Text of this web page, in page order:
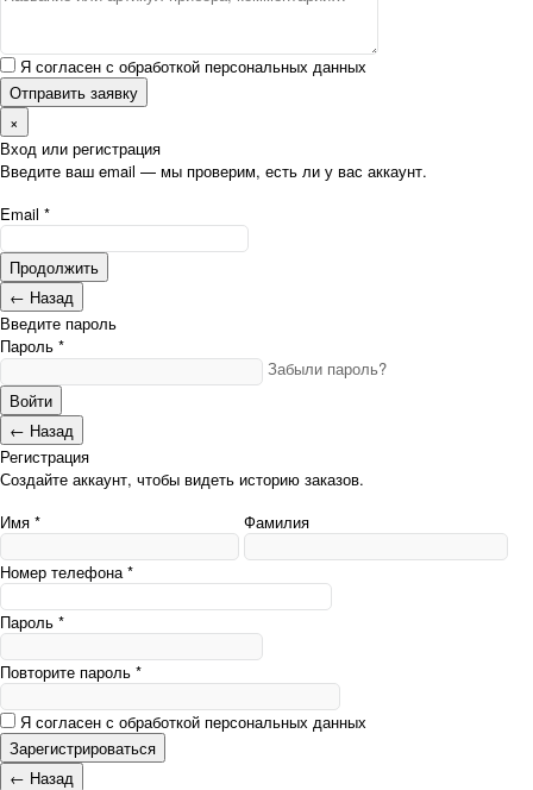
Я согласен с обработкой персональных данных
Отправить заявку
×
Вход или регистрация
Введите ваш email — мы проверим, есть ли у вас аккаунт.
Email *
Продолжить
← Назад
Введите пароль
Пароль *
Забыли пароль?
Войти
← Назад
Регистрация
Создайте аккаунт, чтобы видеть историю заказов.
Имя *
Фамилия
Номер телефона *
Пароль *
Повторите пароль *
Я согласен с обработкой персональных данных
Зарегистрироваться
← Назад